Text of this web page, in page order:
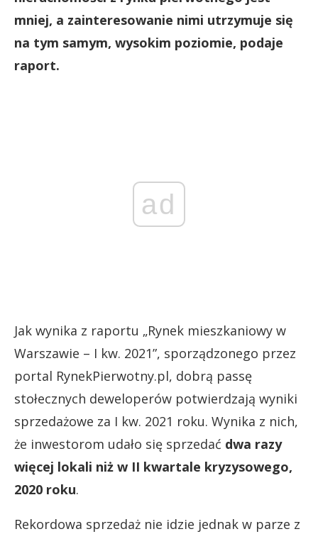
mniej, a zainteresowanie nimi utrzymuje się
na tym samym, wysokim poziomie, podaje
raport.
ad
Jak wynika z raportu „Rynek mieszkaniowy w
Warszawie – I kw. 2021”, sporządzonego przez
portal RynekPierwotny.pl, dobrą passę
stołecznych deweloperów potwierdzają wyniki
sprzedażowe za I kw. 2021 roku. Wynika z nich,
że inwestorom udało się sprzedać dwa razy
więcej lokali niż w II kwartale kryzysowego,
2020 roku.
Rekordowa sprzedaż nie idzie jednak w parze z